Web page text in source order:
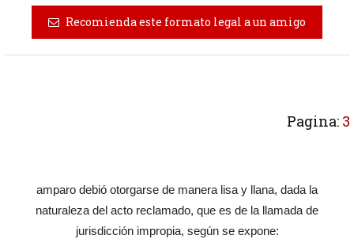
Recomienda este formato legal a un amigo
Pagina: 3
amparo debió otorgarse de manera lisa y llana, dada la
naturaleza del acto reclamado, que es de la llamada de
jurisdicción impropia, según se expone: